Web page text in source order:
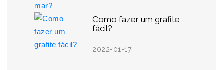
Como fazer um grafite
fácil?
2022-01-17